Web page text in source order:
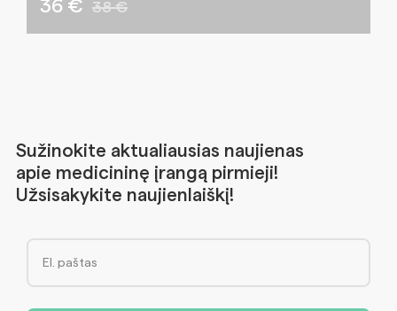
36 € 38 €
Sužinokite aktualiausias naujienas
apie medicininę įrangą pirmieji!
Užsisakykite naujienlaiškį!